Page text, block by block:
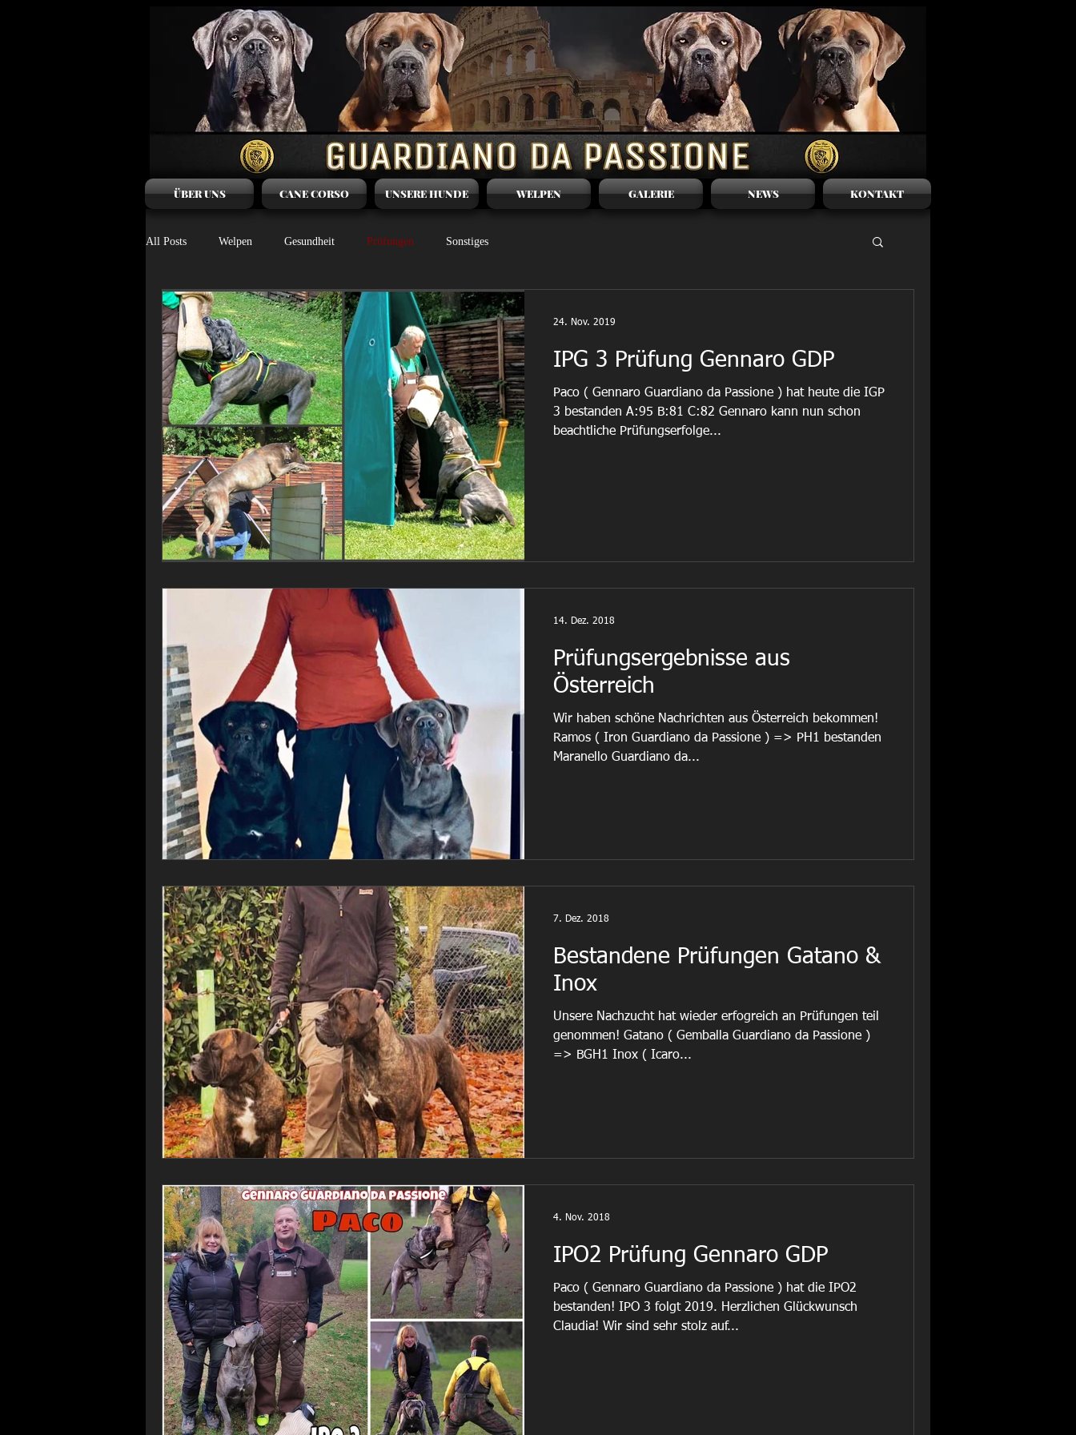
ÜBER UNS CANE CORSO UNSERE HUNDE WELPEN GALERIE NEWS KONTAKT
All Posts Welpen Gesundheit Prüfungen Sonstiges
IPG 3 Prüfung Gennaro GDP
Paco ( Gennaro Guardiano da Passione ) hat heute die IGP
3 bestanden A:95 B:81 C:82 Gennaro kann nun schon
beachtliche Prüfungserfolge...
24. Nov. 2019
Prüfungsergebnisse aus
Österreich
Wir haben schöne Nachrichten aus Österreich bekommen!
Ramos ( Iron Guardiano da Passione ) => PH1 bestanden
Maranello Guardiano da...
14. Dez. 2018
Bestandene Prüfungen Gatano &
Inox
Unsere Nachzucht hat wieder erfogreich an Prüfungen teil
genommen! Gatano ( Gemballa Guardiano da Passione )
=> BGH1 Inox ( Icaro...
7. Dez. 2018
IPO2 Prüfung Gennaro GDP
Paco ( Gennaro Guardiano da Passione ) hat die IPO2
bestanden! IPO 3 folgt 2019. Herzlichen Glückwunsch
Claudia! Wir sind sehr stolz auf...
4. Nov. 2018